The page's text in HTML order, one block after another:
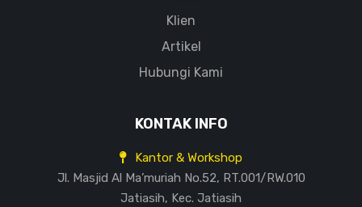
Klien
Artikel
Hubungi Kami
KONTAK INFO
Kantor & Workshop
Jl. Masjid Al Ma’muriah No.52, RT.001/RW.010
Jatiasih, Kec. Jatiasih